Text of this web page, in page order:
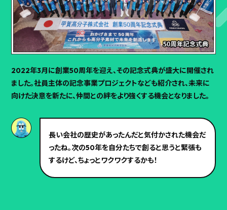
2022年3月に創業50周年を迎え、その記念式典が盛大に開催され
ました。社員主体の記念事業プロジェクトなども紹介され、未来に
向けた決意を新たに、仲間との絆をより強くする機会となりました。
長い会社の歴史があったんだと気付かされた機会だ
ったね。次の50年を自分たちで創ると思うと緊張も
するけど、ちょっとワクワクするかも！